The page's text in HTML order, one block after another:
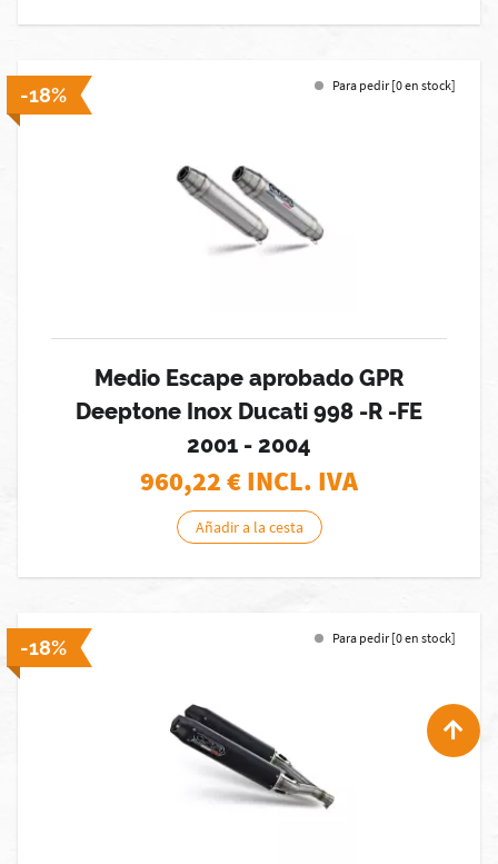
-18% Para pedir [0 en stock]
Medio Escape aprobado GPR
Deeptone Inox Ducati 998 -R -FE
2001 - 2004
960,22€ INCL. IVA
Añadir a la cesta
-18% Para pedir [0 en stock]